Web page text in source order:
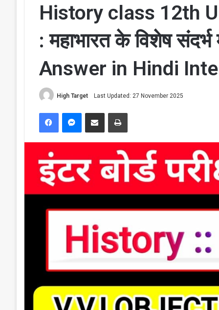
History class 12th
: महाभारत के विशेष
Answer in Hindi
High Target Last Updated: 27 November 2025
FacebookMessenger
Share via Email Print